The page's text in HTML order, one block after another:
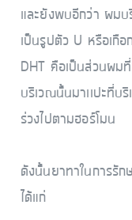
และยังพบอีกว่า ผมบ
เป็นรูปตัว U หรือเกื
DHT คือเป็นส่วนผมที่
บริเวณนั้นมาเเปะที่
ร่วงไปตามฮอร์โมน
ดังนั้นยาทาในการรั
ได้แก่